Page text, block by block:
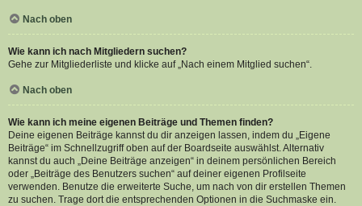
Nach oben
Wie kann ich nach Mitgliedern suchen?
Gehe zur Mitgliederliste und klicke auf „Nach einem Mitglied suchen“.
Nach oben
Wie kann ich meine eigenen Beiträge und Themen finden?
Deine eigenen Beiträge kannst du dir anzeigen lassen, indem du „Eigene
Beiträge“ im Schnellzugriff oben auf der Boardseite auswählst. Alternativ
kannst du auch „Deine Beiträge anzeigen“ in deinem persönlichen Bereich
oder „Beiträge des Benutzers suchen“ auf deiner eigenen Profilseite
verwenden. Benutze die erweiterte Suche, um nach von dir erstellen Themen
zu suchen. Trage dort die entsprechenden Optionen in die Suchmaske ein.